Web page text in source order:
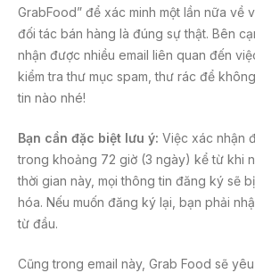
GrabFood” để xác minh một lần nữa về
đối tác bán hàng là đúng sự thật. Bên
nhận được nhiều email liên quan đến
kiểm tra thư mục spam, thư rác để
tin nào nhé!
Bạn cần đặc biệt lưu ý: Việc xác nhận
trong khoảng 72 giờ (3 ngày) kể từ khi
thời gian này, mọi thông tin đăng ký sẽ
hóa. Nếu muốn đăng ký lại, bạn phải
từ đầu.
Cũng trong email này, Grab Food sẽ